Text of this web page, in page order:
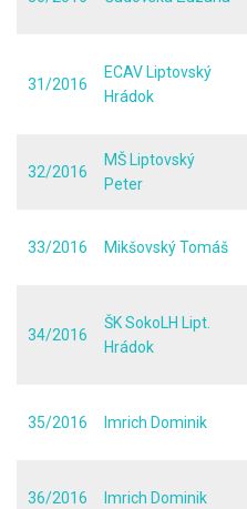
31/2016
ECAV Liptovský
Hrádok
32/2016
MŠ Liptovský
Peter
33/2016 Mikšovský Tomáš
34/2016
ŠK SokoLH Lipt.
Hrádok
35/2016 Imrich Dominik
36/2016 Imrich Dominik